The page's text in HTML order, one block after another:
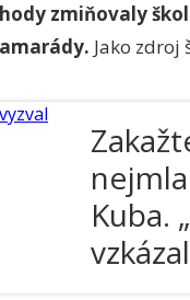
zmiňovaly
Jako zdroj
Kuba.